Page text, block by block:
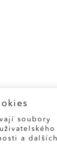
soubory
a dalších